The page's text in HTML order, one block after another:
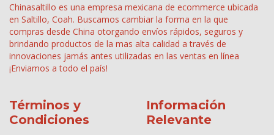
Chinasaltillo es una empresa mexicana de ecommerce ubicada
en Saltillo, Coah. Buscamos cambiar la forma en la que
compras desde China otorgando envíos rápidos, seguros y
brindando productos de la mas alta calidad a través de
innovaciones jamás antes utilizadas en las ventas en línea
¡Enviamos a todo el país!
Términos y
Condiciones
Información
Relevante